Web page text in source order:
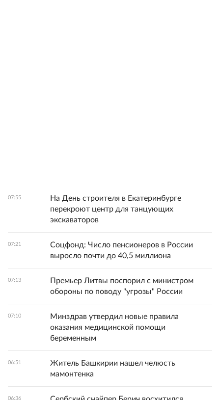
07:55
На День строителя в Екатеринбурге
перекроют центр для танцующих
экскаваторов
07:21
Соцфонд: Число пенсионеров в России
выросло почти до 40,5 миллиона
07:13
Премьер Литвы поспорил с министром
обороны по поводу "угрозы" России
07:10
Минздрав утвердил новые правила
оказания медицинской помощи
беременным
06:51
Житель Башкирии нашел челюсть
мамонтенка
06:36